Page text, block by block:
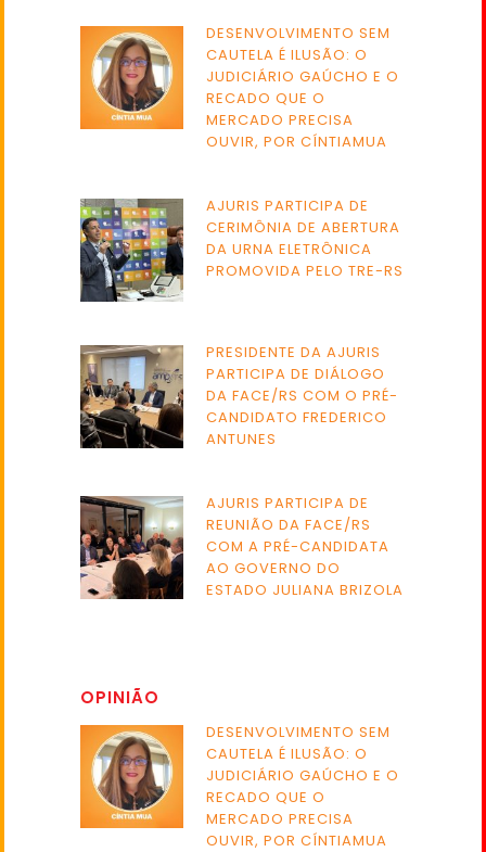
DESENVOLVIMENTO SEM
CAUTELA É ILUSÃO: O
JUDICIÁRIO GAÚCHO E O
RECADO QUE O
MERCADO PRECISA
OUVIR, POR CÍNTIAMUA
AJURIS PARTICIPA DE
CERIMÔNIA DE ABERTURA
DA URNA ELETRÔNICA
PROMOVIDA PELO TRE-RS
PRESIDENTE DA AJURIS
PARTICIPA DE DIÁLOGO
DA FACE/RS COM O PRÉ-
CANDIDATO FREDERICO
ANTUNES
AJURIS PARTICIPA DE
REUNIÃO DA FACE/RS
COM A PRÉ-CANDIDATA
AO GOVERNO DO
ESTADO JULIANA BRIZOLA
OPINIÃO
DESENVOLVIMENTO SEM
CAUTELA É ILUSÃO: O
JUDICIÁRIO GAÚCHO E O
RECADO QUE O
MERCADO PRECISA
OUVIR, POR CÍNTIAMUA